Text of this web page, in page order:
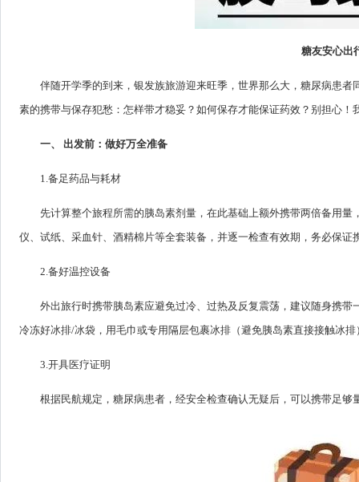
糖友安心出
伴随开学季的到来，银发族旅游迎来旺季，世界那么大，糖尿病患
素的携带与保存犯愁：怎样带才稳妥？如何保存才能保证药效？别担心
一、 出发前：做好万全准备
1.备足药品与耗材
先计算整个旅程所需的胰岛素剂量，在此基础上额外携带两倍备用
仪、试纸、采血针、酒精棉片等全套装备，并逐一检查有效期，务必保证
2.备好温控设备
外出旅行时携带胰岛素应避免过冷、过热及反复震荡，建议随身携
冷冻好冰排/冰袋，用毛巾或专用隔层包裹冰排（避免胰岛素直接接触冰
3.开具医疗证明
根据民航规定，糖尿病患者，经安全检查确认无疑后，可以携带足